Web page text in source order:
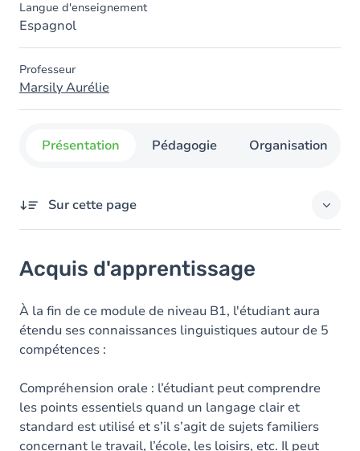
Langue d'enseignement
Espagnol
Professeur
Marsily Aurélie
Présentation Pédagogie Organisation
Sur cette page
Objectifs
Contenu
Acquis d'apprentissage
À la fin de ce module de niveau B1, l'étudiant aura
étendu ses connaissances linguistiques autour de 5
compétences :
Compréhension orale : l’étudiant peut comprendre
les points essentiels quand un langage clair et
standard est utilisé et s’il s’agit de sujets familiers
concernant le travail, l’école, les loisirs, etc. Il peut